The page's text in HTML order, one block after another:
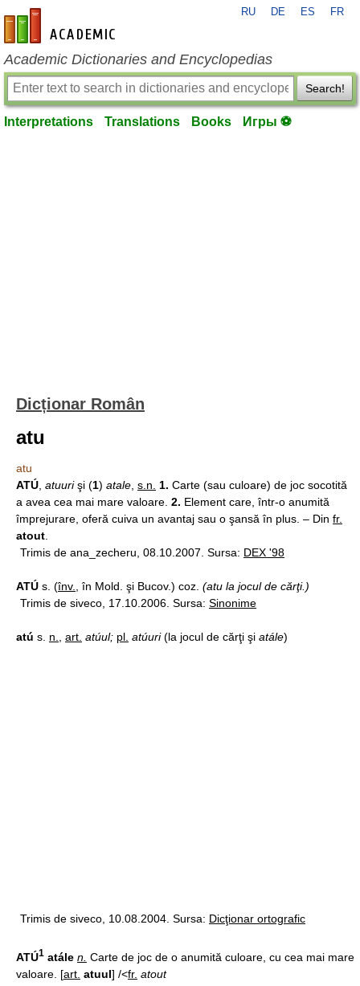
en-academic.com
RU DE ES FR
Academic Dictionaries and Encyclopedias
Search!
Interpretations Translations Books Игры ⚽
Dicționar Român
atu
atu
ATÚ atuurişi (1) atale s.n. 1. Carte (sau culoare) de joc socotită
a avea cea mai mare valoare. 2. Element care, într-o anumită
împrejurare, oferă cuiva un avantaj sau o şansă în plus. – Din fr.
atout
Trimis de ana_zecheru, 08.10.2007. Sursa: DEX '98
ATÚ s. (înv. , în Mold. şi Bucov.) coz. (atu la jocul de cărţi.)
Trimis de siveco, 17.10.2006. Sursa: Sinonime
atú s. n. art. atúul; pl. atúuri(la jocul de cărţi şi atále)
Trimis de siveco, 10.08.2004. Sursa: Dicţionar ortografic
ATÚ1 atále n. Carte de joc de o anumită culoare, cu cea mai mare
valoare. [art. atuul] /<fr. atout